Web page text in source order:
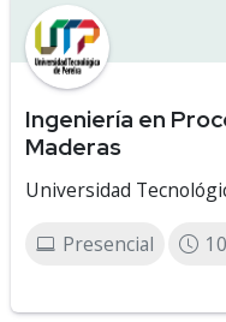
Ingeniería en
Maderas
Universidad
Presencial